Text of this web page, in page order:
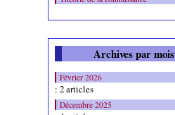
Archives par mois
Février 2026
: 2 articles
Décembre 2025